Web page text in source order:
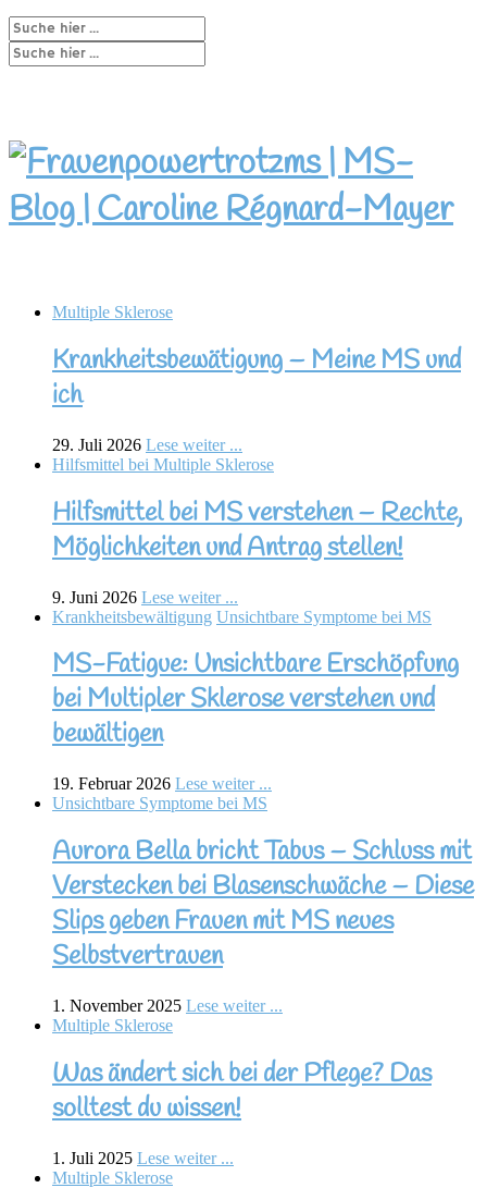
Multiple Sklerose
Krankheitsbewätigung – Meine MS und
ich
29. Juli 2026 Lese weiter ...
Hilfsmittel bei Multiple Sklerose
Hilfsmittel bei MS verstehen – Rechte,
Möglichkeiten und Antrag stellen!
9. Juni 2026 Lese weiter ...
Krankheitsbewältigung Unsichtbare Symptome bei MS
MS-Fatigue: Unsichtbare Erschöpfung
bei Multipler Sklerose verstehen und
bewältigen
19. Februar 2026 Lese weiter ...
Unsichtbare Symptome bei MS
Aurora Bella bricht Tabus – Schluss mit
Verstecken bei Blasenschwäche – Diese
Slips geben Frauen mit MS neues
Selbstvertrauen
1. November 2025 Lese weiter ...
Multiple Sklerose
Was ändert sich bei der Pflege? Das
solltest du wissen!
1. Juli 2025 Lese weiter ...
Multiple Sklerose